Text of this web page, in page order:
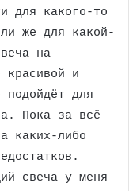
для какого-то
же для какой-
на
красивой и
подойдёт для
Пока за всё
каких-либо
свеча у меня